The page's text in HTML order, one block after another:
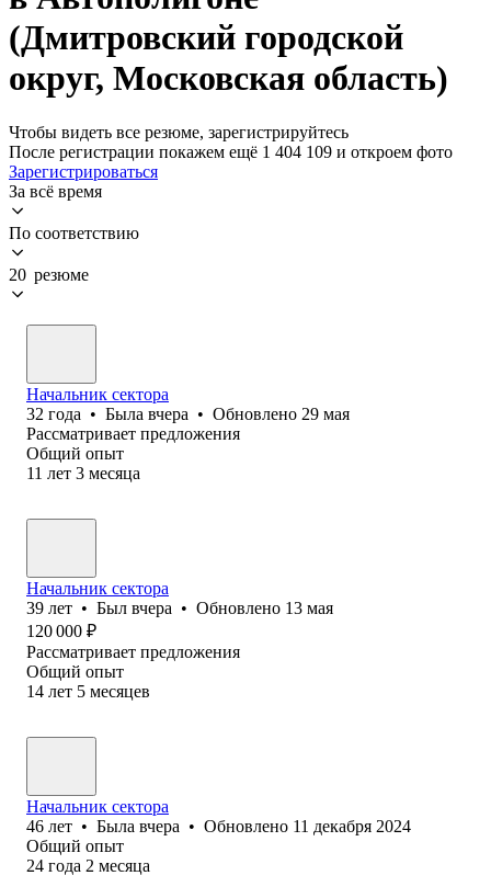
(Дмитровский городской
округ, Московская область)
Чтобы видеть все резюме, зарегистрируйтесь
После регистрации покажем ещё 1 404 109 и откроем фото
Зарегистрироваться
За всё время
По соответствию
20 резюме
Начальник сектора
32 года • Была вчера • Обновлено 29 мая
Рассматривает предложения
Общий опыт
11 лет 3 месяца
Начальник сектора
39 лет • Был вчера • Обновлено 13 мая
120 000 ₽
Рассматривает предложения
Общий опыт
14 лет 5 месяцев
Начальник сектора
46 лет • Была вчера • Обновлено 11 декабря 2024
Общий опыт
24 года 2 месяца